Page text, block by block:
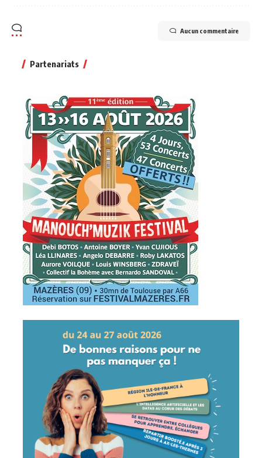
Aucun commentaire
Partenariats